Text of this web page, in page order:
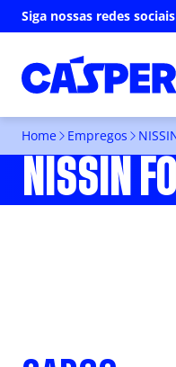
Siga nossas redes sociais
Home Empregos
NISSIN